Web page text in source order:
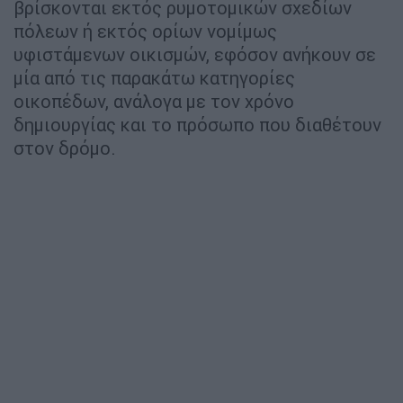
βρίσκονται εκτός ρυμοτομικών σχεδίων
πόλεων ή εκτός ορίων νομίμως
υφιστάμενων οικισμών, εφόσον ανήκουν σε
μία από τις παρακάτω κατηγορίες
οικοπέδων, ανάλογα με τον χρόνο
δημιουργίας και το πρόσωπο που διαθέτουν
στον δρόμο.